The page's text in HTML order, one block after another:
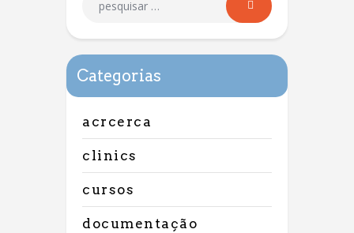
Categorias
acrcerca
clinics
cursos
documentação